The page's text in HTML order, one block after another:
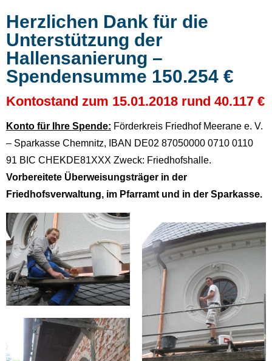
Herzlichen Dank für die
Unterstützung der
Hallensanierung –
Spendensumme 150.254 €
Kontostand zum 15.01.2018 rund 40.117 €
Konto für Ihre Spende: Förderkreis Friedhof Meerane e. V.
– Sparkasse Chemnitz, IBAN DE02 87050000 0710 0110
91 BIC CHEKDE81XXX Zweck: Friedhofshalle.
Vorbereitete Überweisungsträger in der
Friedhofsverwaltung, im Pfarramt und in der Sparkasse.